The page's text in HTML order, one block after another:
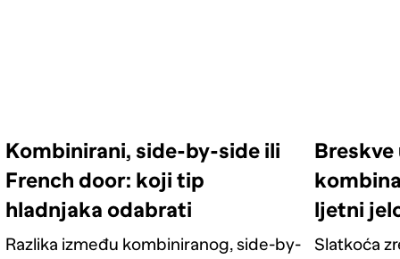
Kombinirani, side-by-side ili
French door: koji tip
hladnjaka odabrati
Razlika između kombiniranog, side-by-
ljetni
Slatkoća